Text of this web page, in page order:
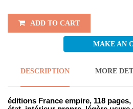
ADD TO CART
MAKE AN
DESCRIPTION MORE
éditions France empire, 118